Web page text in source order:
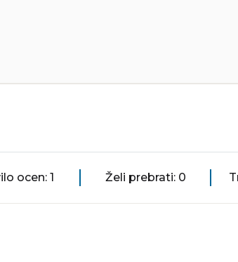
ocen: 1 Želi prebrati: 0